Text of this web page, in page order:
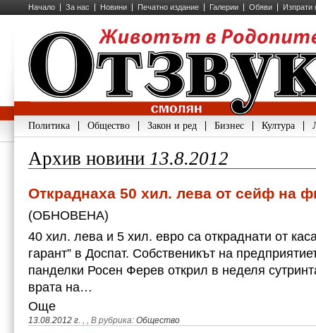
Начало За нас Новини Печатно издание Галерии Обяви Изпрати
Политика Общество Закон и ред Бизнес Култура
Архив новини 13.8.2012
Откраднаха 50 хил. лева от сейф на
(ОБНОВЕНА)
40 хил. лева и 5 хил. евро са откраднати от
гарант” в Доспат. Собственикът на
панделки Росен Ферев открил в неделя
врата на…
13.08.2012 г. , , В рубрика: Общество
Още